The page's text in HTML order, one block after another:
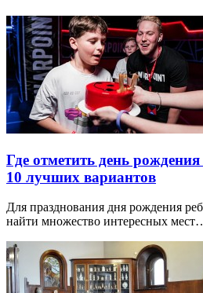
Где отметить день
10 лучших вариантов
Для празднования дня рождения
найти множество интересных